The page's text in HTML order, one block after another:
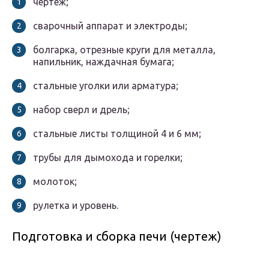
сварочный аппарат и электроды;
болгарка, отрезные круги для металла,
напильник, наждачная бумага;
стальные уголки или арматура;
набор сверл и дрель;
стальные листы толщиной 4 и 6 мм;
трубы для дымохода и горелки;
молоток;
рулетка и уровень.
Подготовка и сборка печи (чертеж)